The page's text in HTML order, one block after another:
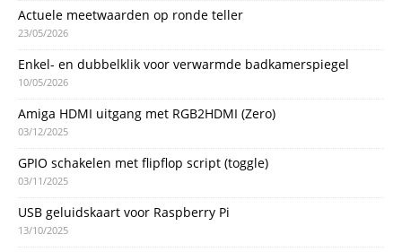
Actuele meetwaarden op ronde teller
23/05/2026
Enkel- en dubbelklik voor verwarmde badkamerspiegel
10/05/2026
Amiga HDMI uitgang met RGB2HDMI (Zero)
03/12/2025
GPIO schakelen met flipflop script (toggle)
03/11/2025
USB geluidskaart voor Raspberry Pi
13/10/2025